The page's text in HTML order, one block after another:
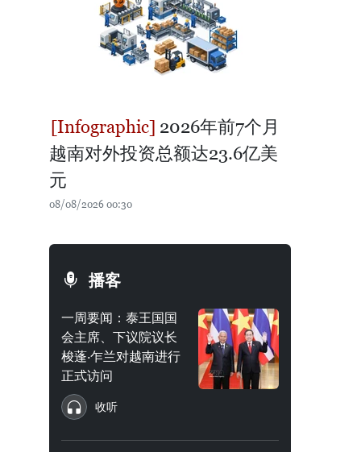
2026年前7个月
越南对外投资总额达23.6亿美
元
08/08/2026 00:30
播客
一周要闻：泰王国国
会主席、下议院议长
梭蓬·乍兰对越南进行
正式访问
收听